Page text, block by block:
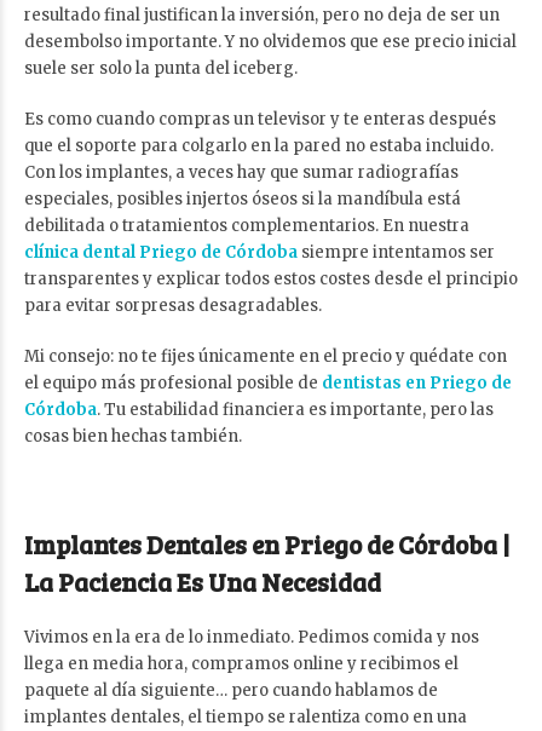
resultado final justifican la inversión, pero no deja de ser un
desembolso importante. Y no olvidemos que ese precio inicial
suele ser solo la punta del iceberg.
Es como cuando compras un televisor y te enteras después
que el soporte para colgarlo en la pared no estaba incluido.
Con los implantes, a veces hay que sumar radiografías
especiales, posibles injertos óseos si la mandíbula está
debilitada o tratamientos complementarios. En nuestra
clínica dental Priego de Córdoba siempre intentamos ser
transparentes y explicar todos estos costes desde el principio
para evitar sorpresas desagradables.
Mi consejo: no te fijes únicamente en el precio y quédate con
el equipo más profesional posible de dentistas en Priego de
Córdoba. Tu estabilidad financiera es importante, pero las
cosas bien hechas también.
Implantes Dentales en Priego de Córdoba |
La Paciencia Es Una Necesidad
Vivimos en la era de lo inmediato. Pedimos comida y nos
llega en media hora, compramos online y recibimos el
paquete al día siguiente… pero cuando hablamos de
implantes dentales, el tiempo se ralentiza como en una